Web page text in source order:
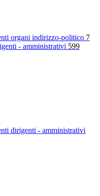
organi indirizzo-politico 7
- amministrativi 599
dirigenti - amministrativi